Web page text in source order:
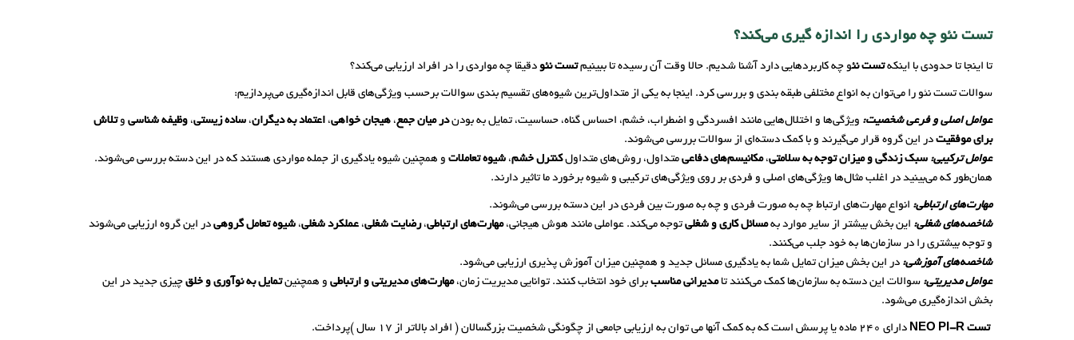
تست نئو چه مواردی را اندازه گیری می‌کند؟
تا اینجا تا حدودی با اینکهتست نئو چه کاربردهایی دارد آشنا شدیم. حالا وقت آن رسیده تا ببینیمتست نئو دقیقا چه مواردی را در افراد ارزیابی می‌کند؟
سوالات تست نئو را می‌توان به انواع مختلفی طبقه بندی و بررسی کرد. اینجا به یکی از متداول‌ترین شیوه‌های تقسیم بندی سوالات برحسب ویژگی‌های قابل اندازه‌گیری می‌پردازیم:
عوامل اصلی و فرعی شخصیت: ویژگی‌ها و اختلال‌هایی مانند افسردگی و اضطراب، خشم، احساس گناه، حساسیت، تمایل به بودندر میان جمع، هیجان خواهی، اعتماد به دیگران، ساده زیستی، وظیفه شناسی وتلاش
برای موفقیت در این گروه قرار می‌گیرند و با کمک دسته‌ای از سوالات بررسی می‌شوند.
عوامل ترکیبی: سبک زندگی و میزان توجه به سلامتی،مکانیسم‌های دفاعی متداول، روش‌های متداولکنترل خشم، شیوه تعاملات و همچنین شیوه یادگیری از جمله مواردی هستند که در این دسته بررسی می‌شوند.
همان‌طور که می‌بینید در اغلب مثال‌ها ویژگی‌های اصلی و فردی بر روی ویژگی‌های ترکیبی و شیوه برخورد ما تاثیر دارند.
مهارت‌های ارتباطی: انواع مهارت‌های ارتباط چه به صورت فردی و چه به صورت بین فردی در این دسته بررسی می‌شوند.
شاخصه‌های شغلی: این بخش بیشتر از سایر موارد بهمسائل کاری و شغلی توجه می‌کند. عواملی مانند هوش هیجانی،مهارت‌های ارتباطی،رضایت شغلی، عملکرد شغلی، شیوه تعامل گروهی در این گروه ارزیابی می‌شوند
و توجه بیشتری را در سازمان‌ها به خود جلب می‌کنند.
شاخصه‌های آموزشی: در این بخش میزان تمایل شما به یادگیری مسائل جدید و همچنین میزان آموزش پذیری ارزیابی می‌شود.
عوامل مدیریتی: سوالات این دسته به سازمان‌ها کمک می‌کنند تا مدیرانی مناسب برای خود انتخاب کنند. توانایی مدیریت زمان،مهارت‌های مدیریتی و ارتباطی و همچنینتمایل به نوآوری و خلق چیزی جدید در این
بخش اندازه‌گیری می‌شود.
تست NEO PI-R دارای 240 ماده یا پرسش است که به کمک آنها می توان به ارزیابی جامعی از چگونگی شخصیت بزرگسالان ( افراد بالاتر از 17 سال )پرداخت.